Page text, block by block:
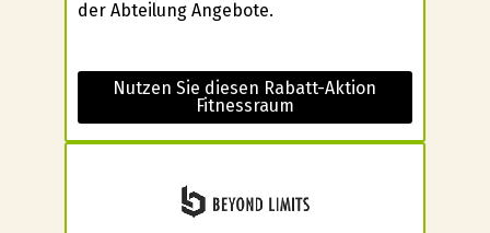
der Abteilung Angebote.
Nutzen Sie diesen Rabatt-Aktion
Fitnessraum